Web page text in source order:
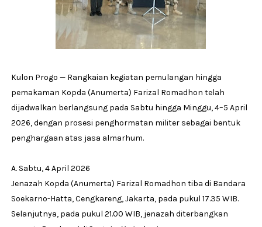
Kulon Progo — Rangkaian kegiatan pemulangan hingga
pemakaman Kopda (Anumerta) Farizal Romadhon telah
dijadwalkan berlangsung pada Sabtu hingga Minggu, 4–5 April
2026, dengan prosesi penghormatan militer sebagai bentuk
penghargaan atas jasa almarhum.
A. Sabtu, 4 April 2026
Jenazah Kopda (Anumerta) Farizal Romadhon tiba di Bandara
Soekarno-Hatta, Cengkareng, Jakarta, pada pukul 17.35 WIB.
Selanjutnya, pada pukul 21.00 WIB, jenazah diterbangkan